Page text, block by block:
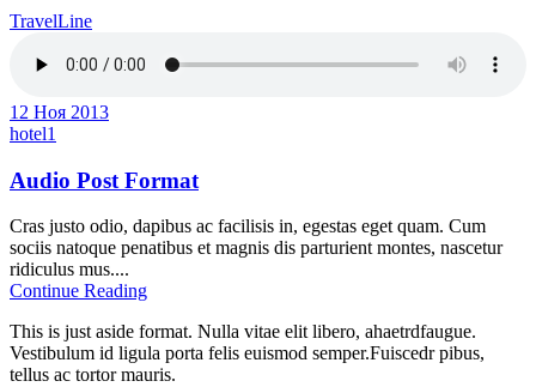
TravelLine
12 Ноя 2013
hotel1
Audio Post Format
Cras justo odio, dapibus ac facilisis in, egestas eget quam. Cum
sociis natoque penatibus et magnis dis parturient montes, nascetur
ridiculus mus....
Continue Reading
This is just aside format. Nulla vitae elit libero, ahaetrdfaugue.
Vestibulum id ligula porta felis euismod semper.Fuiscedr pibus,
tellus ac tortor mauris.